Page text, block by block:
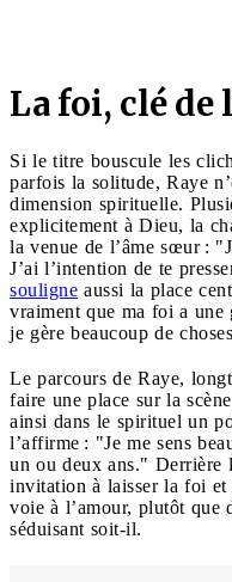
La foi, clé de
Si le titre bouscule les
parfois la solitude, Raye
dimension spirituelle.
explicitement à Dieu, la
la venue de l’âme sœur :
J’ai l’intention de te
souligne aussi la place
vraiment que ma foi a une
je gère beaucoup de
Le parcours de Raye,
faire une place sur la
ainsi dans le spirituel un
l’affirme : "Je me sens
un ou deux ans." Derrière
invitation à laisser la foi et
voie à l’amour, plutôt que
séduisant soit-il.